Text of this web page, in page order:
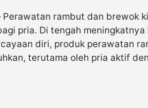
Perawatan rambut dan brewok
pria. Di tengah meningkatnya
diri, produk perawatan
terutama oleh pria aktif